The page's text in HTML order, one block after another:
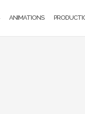
ANIMATIONS